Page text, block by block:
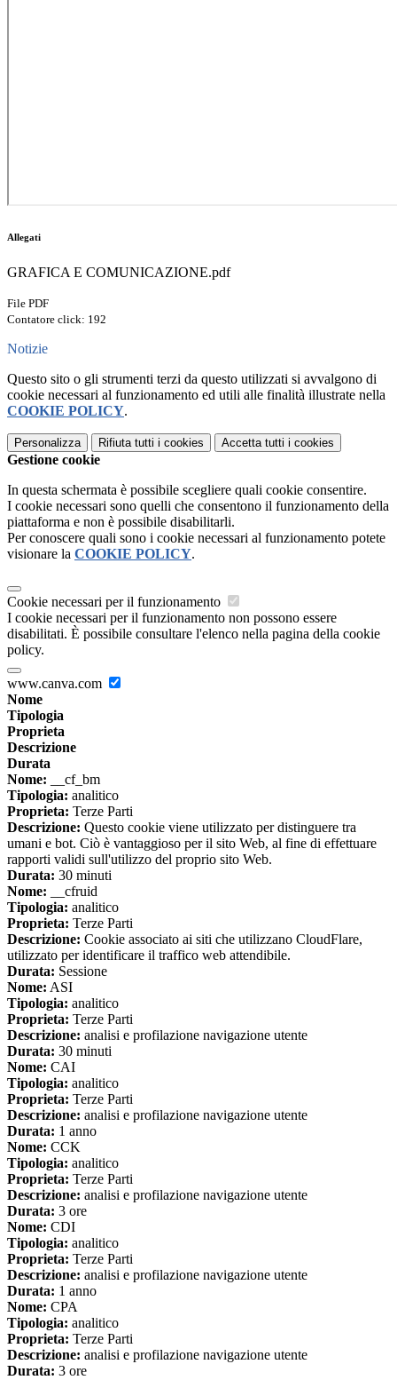
Allegati
GRAFICA E COMUNICAZIONE.pdf
File PDF
Contatore click: 192
Notizie
Questo sito o gli strumenti terzi da questo utilizzati si avvalgono di
cookie necessari al funzionamento ed utili alle finalità illustrate nella
COOKIE POLICY.
Personalizza Rifiuta tutti i cookies Accetta tutti i cookies
Gestione cookie
In questa schermata è possibile scegliere quali cookie consentire.
I cookie necessari sono quelli che consentono il funzionamento della
piattaforma e non è possibile disabilitarli.
Per conoscere quali sono i cookie necessari al funzionamento potete
visionare la COOKIE POLICY.
Cookie necessari per il funzionamento
I cookie necessari per il funzionamento non possono essere
disabilitati. È possibile consultare l'elenco nella pagina della cookie
policy.
www.canva.com
Nome
Tipologia
Proprieta
Descrizione
Durata
Nome: __cf_bm
Tipologia: analitico
Proprieta: Terze Parti
Descrizione: Questo cookie viene utilizzato per distinguere tra
umani e bot. Ciò è vantaggioso per il sito Web, al fine di effettuare
rapporti validi sull'utilizzo del proprio sito Web.
Durata: 30 minuti
Nome: __cfruid
Tipologia: analitico
Proprieta: Terze Parti
Descrizione: Cookie associato ai siti che utilizzano CloudFlare,
utilizzato per identificare il traffico web attendibile.
Durata: Sessione
Nome: ASI
Tipologia: analitico
Proprieta: Terze Parti
Descrizione: analisi e profilazione navigazione utente
Durata: 30 minuti
Nome: CAI
Tipologia: analitico
Proprieta: Terze Parti
Descrizione: analisi e profilazione navigazione utente
Durata: 1 anno
Nome: CCK
Tipologia: analitico
Proprieta: Terze Parti
Descrizione: analisi e profilazione navigazione utente
Durata: 3 ore
Nome: CDI
Tipologia: analitico
Proprieta: Terze Parti
Descrizione: analisi e profilazione navigazione utente
Durata: 1 anno
Nome: CPA
Tipologia: analitico
Proprieta: Terze Parti
Descrizione: analisi e profilazione navigazione utente
Durata: 3 ore